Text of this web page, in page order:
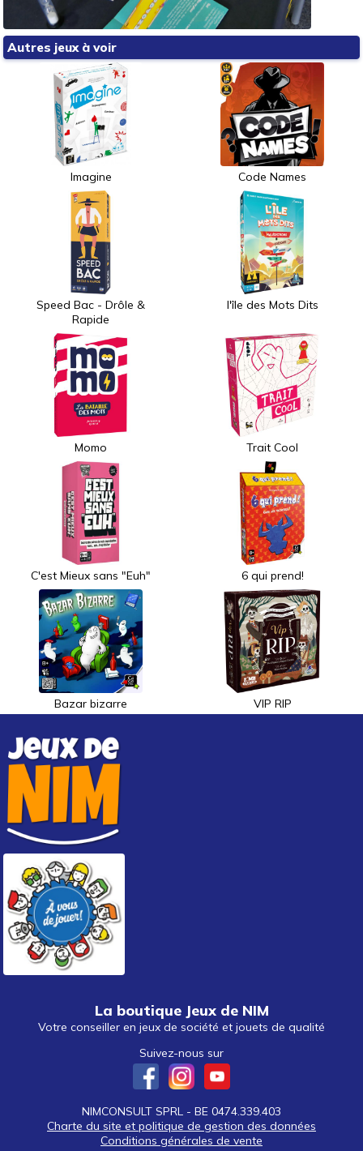
Autres jeux à voir
Imagine Code Names
Speed Bac - Drôle &
Rapide
l'île des Mots Dits
Momo Trait Cool
C'est Mieux sans "Euh" 6 qui prend!
Bazar bizarre VIP RIP
La boutique Jeux de NIM
Votre conseiller en jeux de société et jouets de qualité
Suivez-nous sur
NIMCONSULT SPRL - BE 0474.339.403
Charte du site et politique de gestion des données
Conditions générales de vente